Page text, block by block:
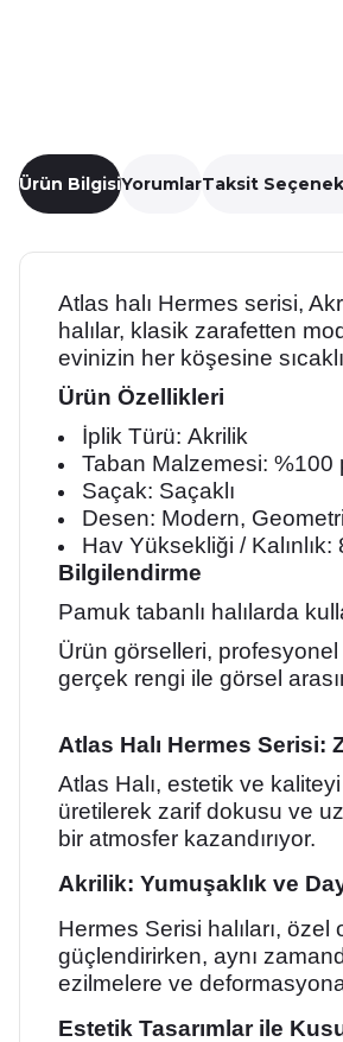
Ürün BilgisiYorumlarTaksit
Atlas halı Hermes serisi,
halılar, klasik zarafetten
evinizin her köşesine
Ürün Özellikleri
İplik Türü: Akrilik
Taban Malzemesi: %100
Saçak: Saçaklı
Desen: Modern,
Hav Yüksekliği / Kalınlık:
Bilgilendirme
Pamuk tabanlı halılarda
Ürün görselleri, profesyonel
gerçek rengi ile görsel
Atlas Halı Hermes Serisi:
Atlas Halı, estetik ve
üretilerek zarif dokusu ve
bir atmosfer kazandırıyor.
Akrilik: Yumuşaklık ve
Hermes Serisi halıları,
güçlendirirken, aynı
ezilmelere ve
Estetik Tasarımlar ile